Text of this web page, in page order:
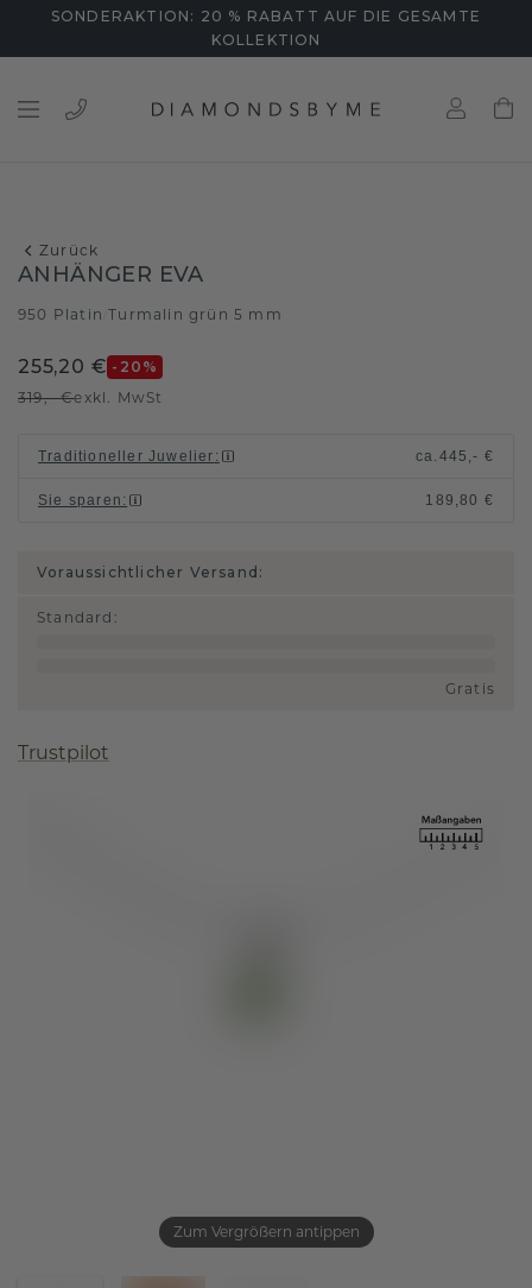
SONDERAKTION: 20 % RABATT AUF DIE GESAMTE
KOLLEKTION
Zurück
Zum Vergrößern antippen
ANHÄNGER EVA
950 Platin Turmalin grün 5 mm
255,20 € -20 %
319,- €exkl. MwSt
Traditioneller Juwelier : ca. 445,- €
Sie sparen : 189,80 €
Voraussichtlicher Versand:
Standard :
Gratis
Trustpilot